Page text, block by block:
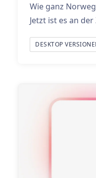
Wie ganz
Jetzt ist es an
DESKTOP